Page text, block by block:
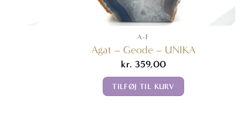
A-F
Agat – Geode – UNIKA
kr. 359,00
TILFØJ TIL KURV